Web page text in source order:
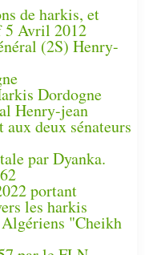
de harkis, et
5 Avril 2012
(2S) Henry-
Dordogne
Henry-jean
deux sénateurs
par Dyanka.
portant
les harkis
"Cheikh